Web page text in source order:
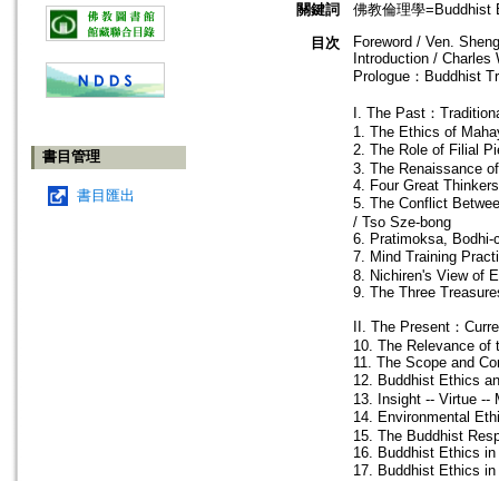
書目管理
書目匯出
關鍵詞
佛教倫理學=Buddhist
目次
Foreword / Ven.
Introduction / Charles
Prologue：Buddhist
I. The Past：
1. The Ethics of
2. The Role of Filial
3. The Renaissance
4. Four Great
5. The Conflict
/ Tso Sze-bong
6. Pratimoksa, Bodhi-
7. Mind Training
8. Nichiren's View of
9. The Three
II. The Present：
10. The Relevance of
11. The Scope and
12. Buddhist Ethics
13. Insight -- Virtue --
14. Environmental
15. The Buddhist
16. Buddhist Ethics
17. Buddhist Ethics